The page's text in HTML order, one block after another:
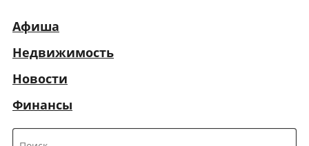
Афиша
Недвижимость
Новости
Финансы